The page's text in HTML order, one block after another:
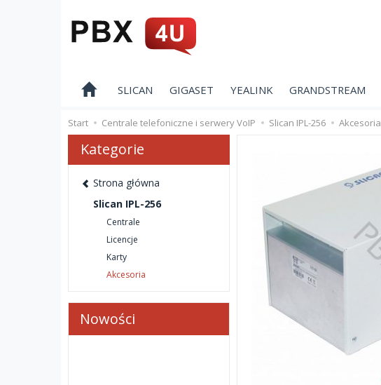
SLICAN GIGASET YEALINK GRANDSTREAM
Start Centrale telefoniczne i serwery VoIP Slican IPL-256 Akcesoria
Kategorie
Strona główna
Slican IPL-256
Centrale
Licencje
Karty
Akcesoria
Nowości